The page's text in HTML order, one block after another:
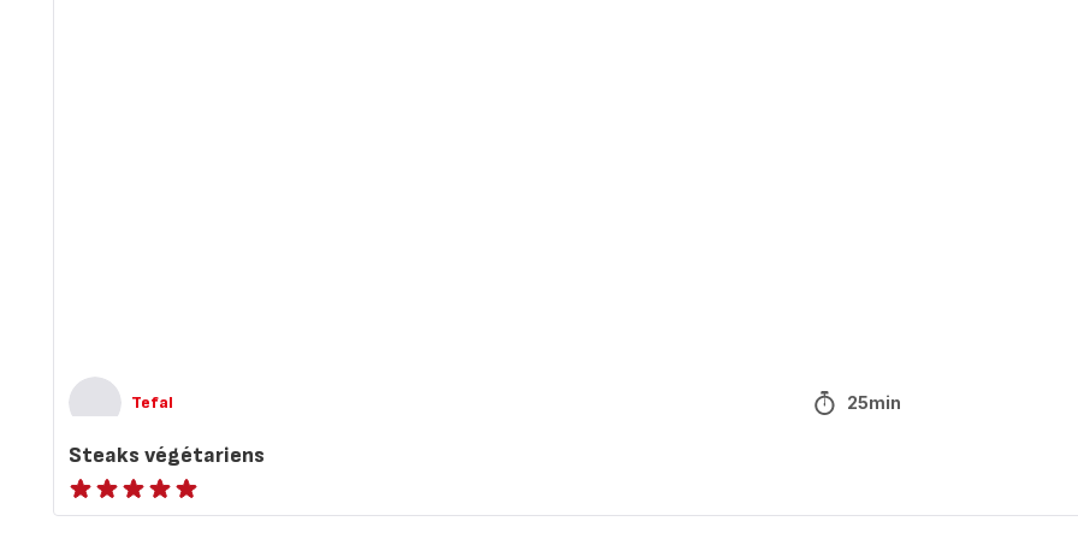
Tefal 25min
Steaks végétariens
ratings.NaN